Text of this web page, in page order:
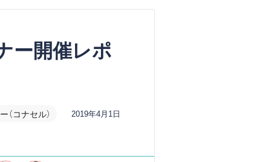
ー開催レポ
2019年4月1日
（コナセル）